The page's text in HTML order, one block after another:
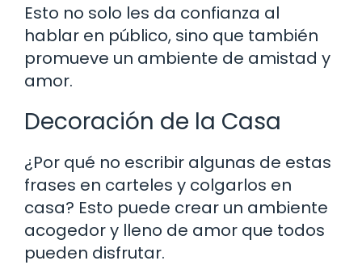
Esto no solo les da confianza al
hablar en público, sino que también
promueve un ambiente de amistad y
amor.
Decoración de la Casa
¿Por qué no escribir algunas de estas
frases en carteles y colgarlos en
casa? Esto puede crear un ambiente
acogedor y lleno de amor que todos
pueden disfrutar.